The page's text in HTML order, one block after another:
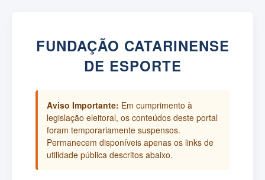
FUNDAÇÃO CATARINENSE
DE ESPORTE
Aviso Importante: Em cumprimento à
legislação eleitoral, os conteúdos deste portal
foram temporariamente suspensos.
Permanecem disponíveis apenas os links de
utilidade pública descritos abaixo.